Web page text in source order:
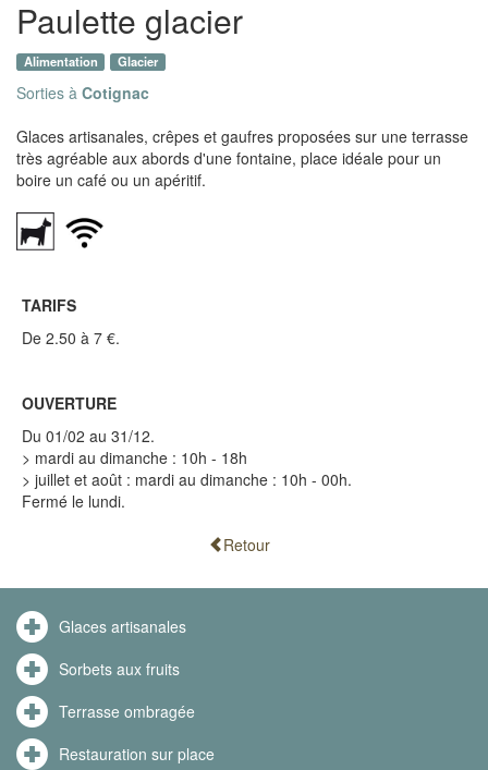
Paulette glacier
Alimentation Glacier
Sorties à Cotignac
Glaces artisanales, crêpes et gaufres proposées sur une terrasse
très agréable aux abords d'une fontaine, place idéale pour un
boire un café ou un apéritif.
TARIFS
De 2.50 à 7 €.
OUVERTURE
Du 01/02 au 31/12.
> mardi au dimanche : 10h - 18h
> juillet et août : mardi au dimanche : 10h - 00h.
Fermé le lundi.
Retour
Glaces artisanales
Sorbets aux fruits
Terrasse ombragée
Restauration sur place